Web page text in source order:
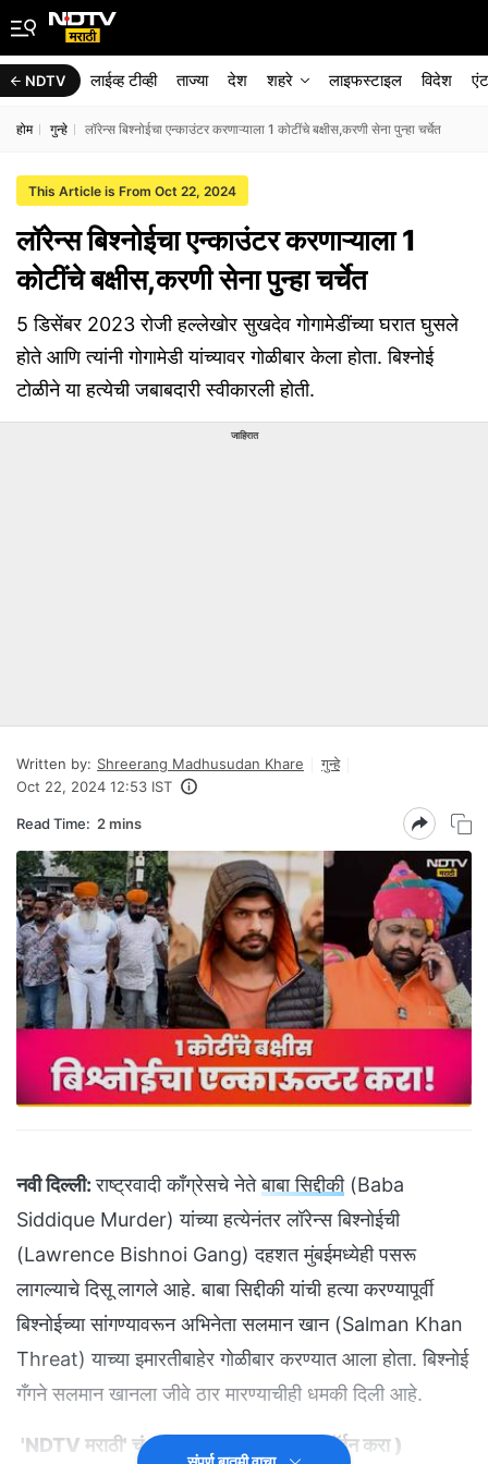
NDTV लाईव्ह टीव्ही ताज्या देश शहरे लाइफस्टाइल विदेश
होम गुन्हे लॉरेन्स बिश्नोईचा एन्काउंटर करणाऱ्याला 1 कोटींचे बक्षीस,करणी सेना पुन्हा चर्चेत
This Article is From Oct 22, 2024
लॉरेन्स बिश्नोईचा एन्काउंटर करणाऱ्याला 1
कोटींचे बक्षीस,करणी सेना पुन्हा चर्चेत
5 डिसेंबर 2023 रोजी हल्लेखोर सुखदेव गोगामेडींच्या घरात घुसले
होते आणि त्यांनी गोगामेडी यांच्यावर गोळीबार केला होता. बिश्नोई
टोळीने या हत्येची जबाबदारी स्वीकारली होती.
जाहिरात
Written by: Shreerang Madhusudan Khare
गुन्हे
Oct 22, 2024 12:53 IST
Read Time: 2 mins
नवी दिल्ली: राष्ट्रवादी काँग्रेसचे नेतेबाबा सिद्दीकी(Baba
Siddique Murder) यांच्या हत्येनंतर लॉरेन्स बिश्नोईची
(Lawrence Bishnoi Gang) दहशत मुंबईमध्येही पसरू
लागल्याचे दिसू लागले आहे. बाबा सिद्दीकी यांची हत्या करण्यापूर्वी
बिश्नोईच्या सांगण्यावरून अभिनेता सलमान खान (Salman Khan
Threat) याच्या इमारतीबाहेर गोळीबार करण्यात आला होता. बिश्नोई
गँगने सलमान खानला जीवे ठार मारण्याचीही धमकी दिली आहे.
'NDTV मराठी' चं अधिकृत व्हॉट्सअ‍ॅप चॅनल जॉईन करा)